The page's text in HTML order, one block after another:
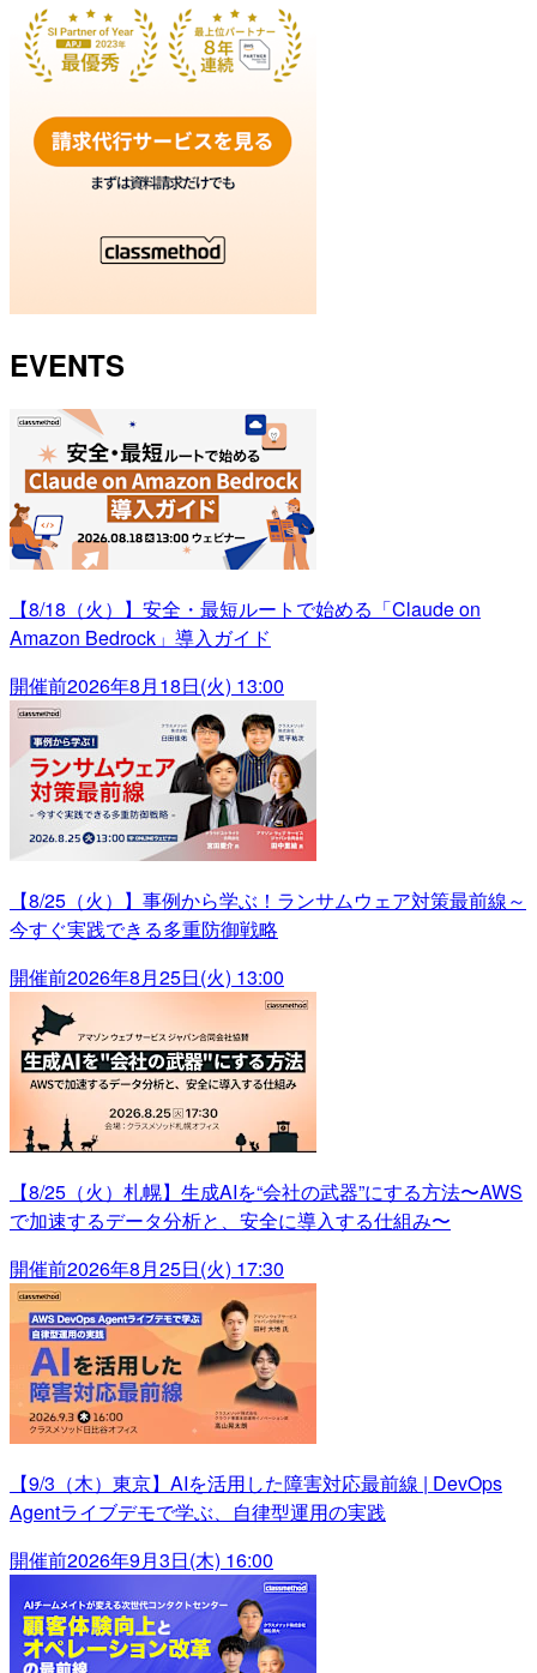
EVENTS
【8/18（火）】安全・最短ルートで始める「Claude on
Amazon Bedrock」導入ガイド
開催前2026年8月18日(火) 13:00
【8/25（火）】事例から学ぶ！ランサムウェア対策最前線～
今すぐ実践できる多重防御戦略
開催前2026年8月25日(火) 13:00
【8/25（火）札幌】生成AIを“会社の武器”にする方法〜AWS
で加速するデータ分析と、安全に導入する仕組み〜
開催前2026年8月25日(火) 17:30
【9/3（木）東京】AIを活用した障害対応最前線 | DevOps
Agentライブデモで学ぶ、自律型運用の実践
開催前2026年9月3日(木) 16:00